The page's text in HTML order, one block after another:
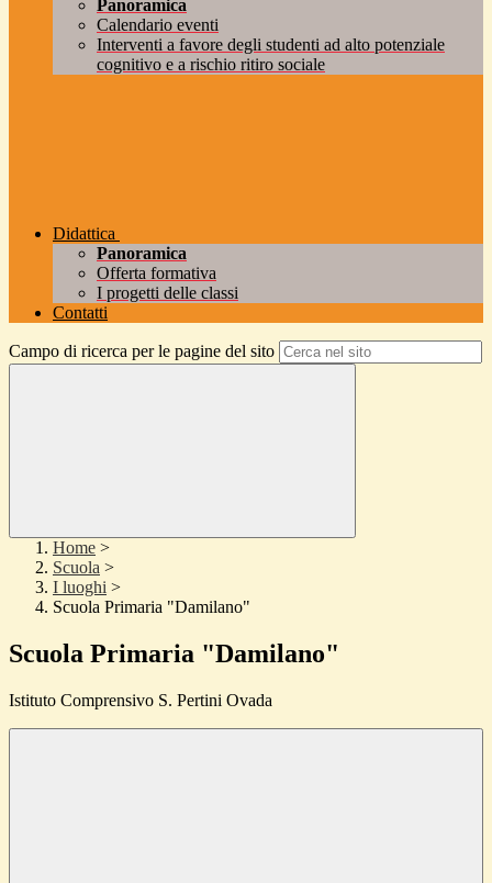
Panoramica
Calendario eventi
Interventi a favore degli studenti ad alto potenziale
cognitivo e a rischio ritiro sociale
Didattica
Panoramica
Offerta formativa
I progetti delle classi
Contatti
Campo di ricerca per le pagine del sito
Home >
Scuola >
I luoghi >
Scuola Primaria "Damilano"
Scuola Primaria "Damilano"
Istituto Comprensivo S. Pertini Ovada